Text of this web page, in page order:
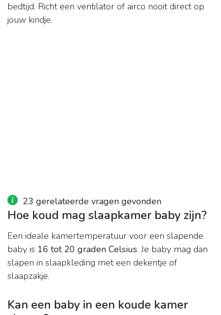
bedtijd. Richt een ventilator of airco nooit direct op
jouw kindje.
23 gerelateerde vragen gevonden
Hoe koud mag slaapkamer baby zijn?
Een ideale kamertemperatuur voor een slapende
baby is 16 tot 20 graden Celsius. Je baby mag dan
slapen in slaapkleding met een dekentje of
slaapzakje.
Kan een baby in een koude kamer